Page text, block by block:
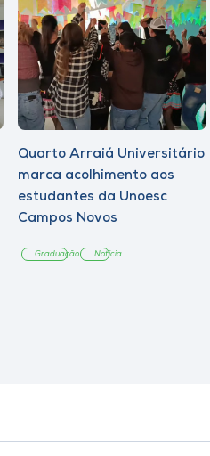
Quarto Arraiá Universitário
marca acolhimento aos
estudantes da Unoesc
Campos Novos
Graduação Notícia